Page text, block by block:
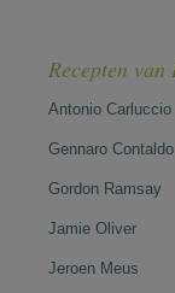
Recepten van
Antonio Carluccio
Gennaro Contaldo
Gordon Ramsay
Jamie Oliver
Jeroen Meus